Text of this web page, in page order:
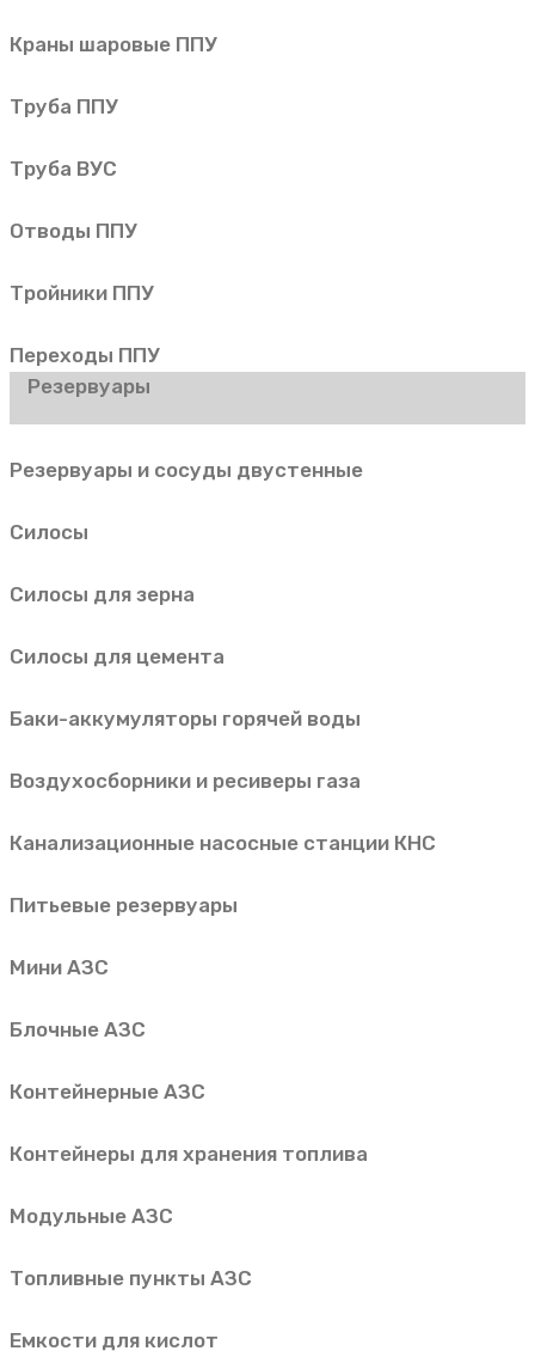
Краны шаровые ППУ
Труба ППУ
Труба ВУС
Отводы ППУ
Тройники ППУ
Переходы ППУ
Резервуары
Резервуары и сосуды двустенные
Силосы
Силосы для зерна
Силосы для цемента
Баки-аккумуляторы горячей воды
Воздухосборники и ресиверы газа
Канализационные насосные станции КНС
Питьевые резервуары
Мини АЗС
Блочные АЗС
Контейнерные АЗС
Контейнеры для хранения топлива
Модульные АЗС
Топливные пункты АЗС
Емкости для кислот